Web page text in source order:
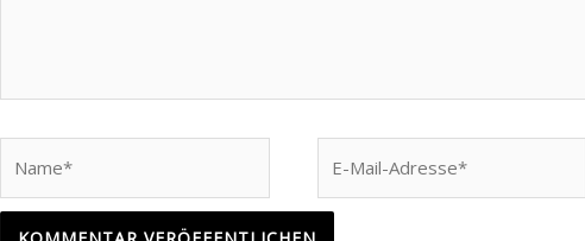
Adresse*